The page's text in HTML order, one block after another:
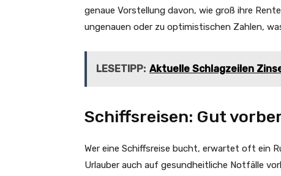
genaue Vorstellung davon, wie groß ihre
ungenauen oder zu optimistischen Zahlen,
LESETIPP: Aktuelle Schlagzeilen
Schiffsreisen: Gut
Wer eine Schiffsreise bucht, erwartet oft ein
Urlauber auch auf gesundheitliche Notfälle